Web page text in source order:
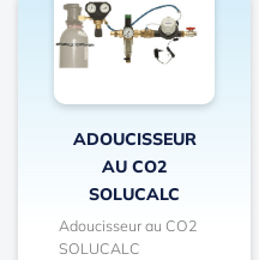
ADOUCISSEUR
AU CO2
SOLUCALC
Adoucisseur au CO2
SOLUCALC